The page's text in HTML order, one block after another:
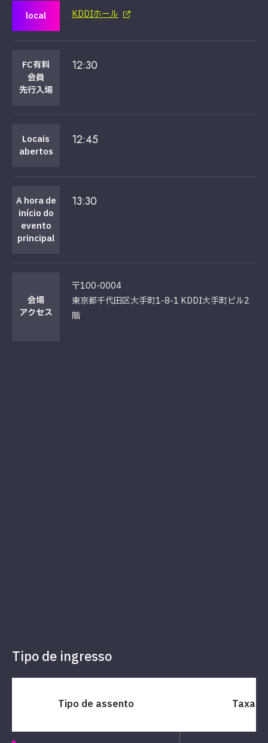
local KDDIホール
FC有料
会員
先行入場
12:30
Locais
abertos
12:45
A hora de
início do
evento
principal
13:30
会場
アクセス
〒100-0004
東京都千代田区大手町1-8-1 KDDI大手町ビル2
階
Tipo de ingresso
Tipo de assento Taxa